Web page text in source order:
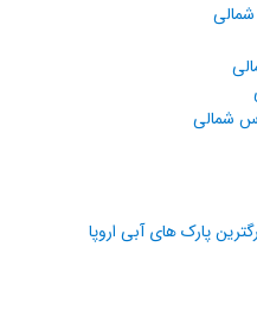
شمالی
پارک های آبی اروپا